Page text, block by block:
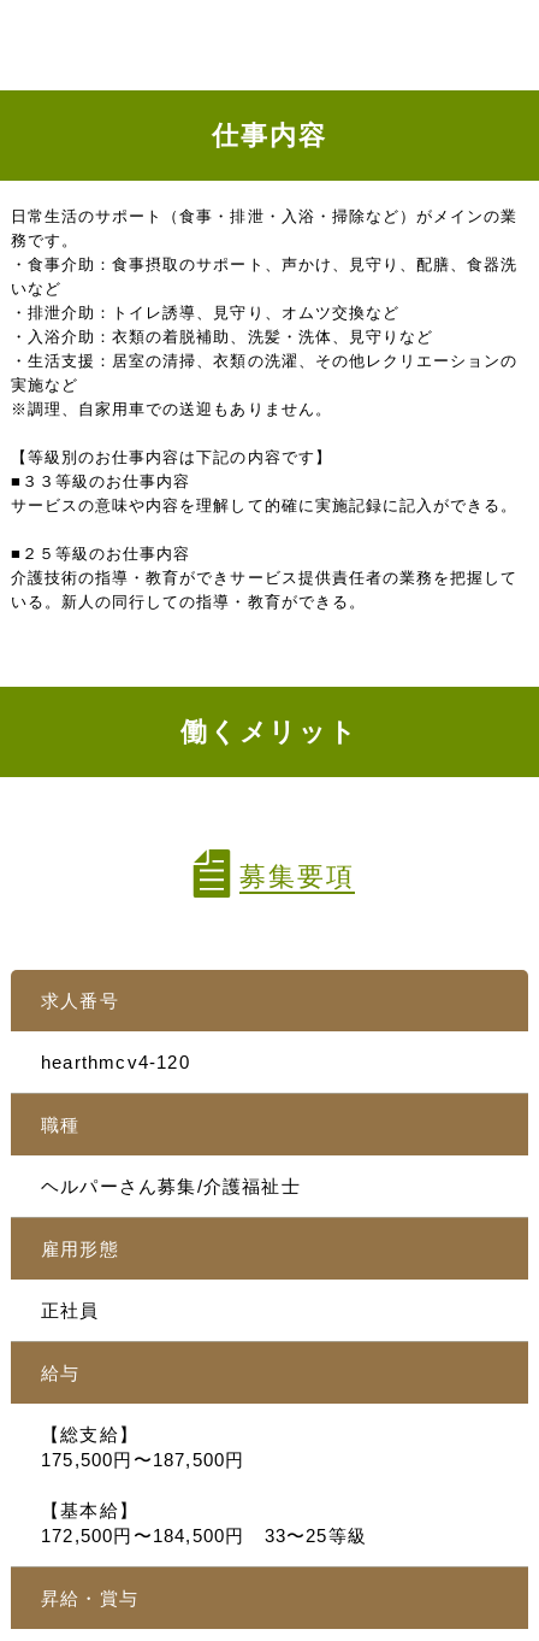
仕事内容
日常生活のサポート（食事・排泄・入浴・掃除など）がメインの業
務です。
・食事介助：食事摂取のサポート、声かけ、見守り、配膳、食器洗
いなど
・排泄介助：トイレ誘導、見守り、オムツ交換など
・入浴介助：衣類の着脱補助、洗髪・洗体、見守りなど
・生活支援：居室の清掃、衣類の洗濯、その他レクリエーションの
実施など
※調理、自家用車での送迎もありません。
【等級別のお仕事内容は下記の内容です】
■３３等級のお仕事内容
サービスの意味や内容を理解して的確に実施記録に記入ができる。
■２５等級のお仕事内容
介護技術の指導・教育ができサービス提供責任者の業務を把握して
いる。新人の同行しての指導・教育ができる。
働くメリット
募集要項
求人番号
hearthmcv4-120
職種
ヘルパーさん募集/介護福祉士
雇用形態
正社員
給与
【総支給】
175,500円〜187,500円
【基本給】
172,500円〜184,500円 33〜25等級
昇給・賞与